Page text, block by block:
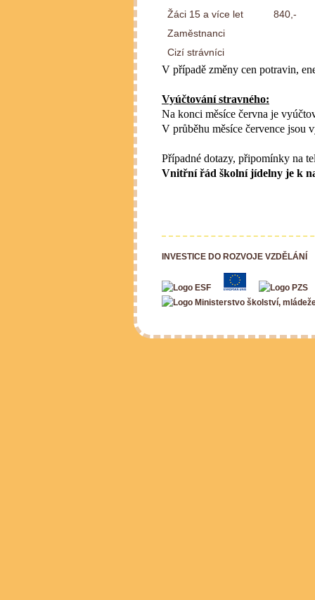
Žáci 15 a více let
840,-
Zaměstnanci
Cizí strávníci
V případě změny cen potravin,
Vyúčtování stravného:
Na konci měsíce června je
V průběhu měsíce července jsou
Případné dotazy, připomínky na
Vnitřní řád školní jídelny je k
INVESTICE DO ROZVOJE VZDĚLÁNÍ